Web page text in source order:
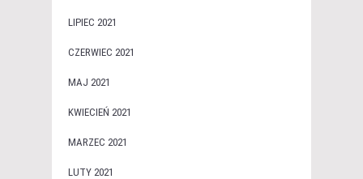
LIPIEC 2021
CZERWIEC 2021
MAJ 2021
KWIECIEŃ 2021
MARZEC 2021
LUTY 2021